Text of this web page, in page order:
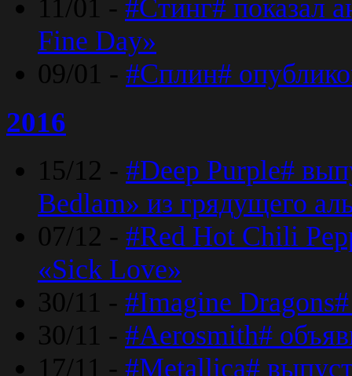
11/01 - #Стинг# показал
Fine Day»
09/01 - #Сплин#
2016
15/12 - #Deep Purple#
Bedlam» из грядущего
07/12 - #Red Hot Chili
«Sick Love»
30/11 - #Imagine
30/11 - #Aerosmith#
17/11 - #Metallica#